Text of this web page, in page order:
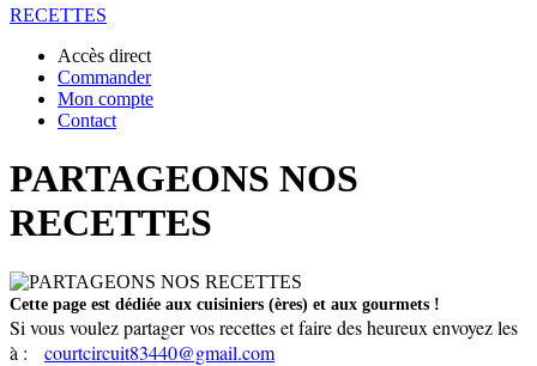
RECETTES
Accès direct
Commander
Mon compte
Contact
PARTAGEONS NOS
RECETTES
Cette page est dédiée aux cuisiniers (ères) et aux gourmets !
Si vous voulez partager vos recettes et faire des heureux envoyez les
à : courtcircuit83440@gmail.com